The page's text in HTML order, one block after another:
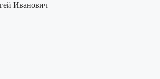
Иванович